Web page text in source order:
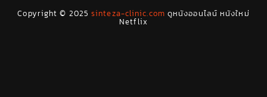
Drama ดราม่า(278)
Copyright © 2025sinteza-clinic.com ดูหนังออนไลน์ หนังใหม่
Netflix